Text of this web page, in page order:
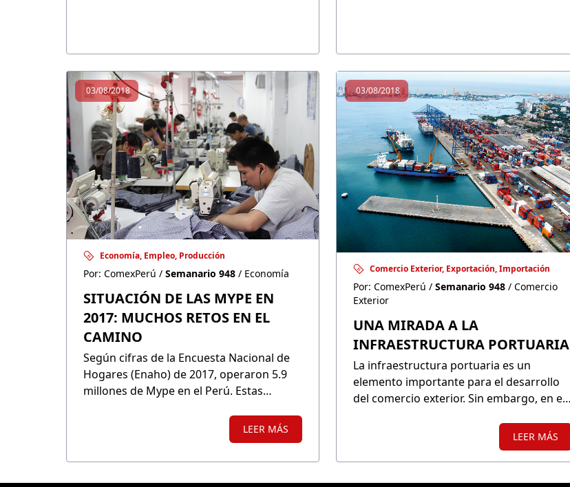
03/08/2018
Economía, Empleo, Producción
Por: ComexPerú / Semanario 948 / Economía
SITUACIÓN DE LAS MYPE EN
2017: MUCHOS RETOS EN EL
CAMINO
Según cifras de la Encuesta Nacional de
Hogares (Enaho) de 2017, operaron 5.9
millones de Mype en el Perú. Estas
económicamente activa, sus ventas
representaron casi un 20% de nuestro
LEER MÁS
03/08/2018
Comercio Exterior, Exportación, Importación
Por: ComexPerú / Semanario 948 / Comercio
Exterior
UNA MIRADA A LA
INFRAESTRUCTURA PORTUARIA
La infraestructura portuaria es un
elemento importante para el desarrollo
del comercio exterior. Sin embargo, en el
respecto a los miembros de la Alianza del
LEER MÁS